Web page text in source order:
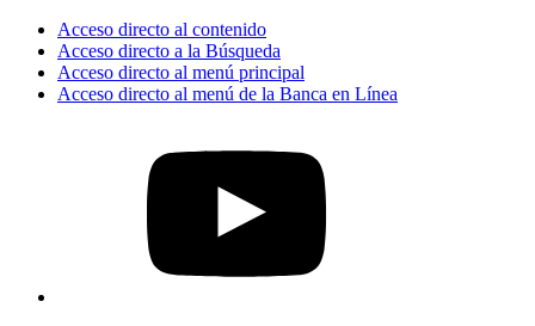
Acceso directo al contenido
Acceso directo a la Búsqueda
Acceso directo al menú principal
Acceso directo al menú de la Banca en Línea